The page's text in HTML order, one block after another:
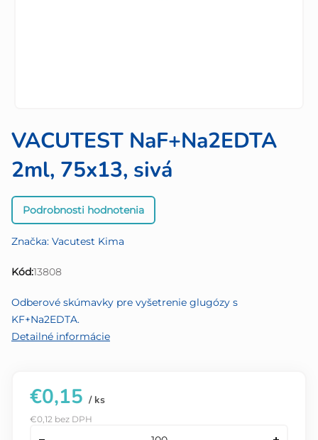
VACUTEST NaF+Na2EDTA
2ml, 75x13, sivá
Priemerné
hodnotenie
je
0,0
5
hviezdičiek.
Podrobnosti hodnotenia
Značka: Vacutest Kima
Kód:13808
Odberové skúmavky pre vyšetrenie glugózy s
KF+Na2EDTA.
Detailné informácie
€0,15 / ks
€0,12 bez DPH